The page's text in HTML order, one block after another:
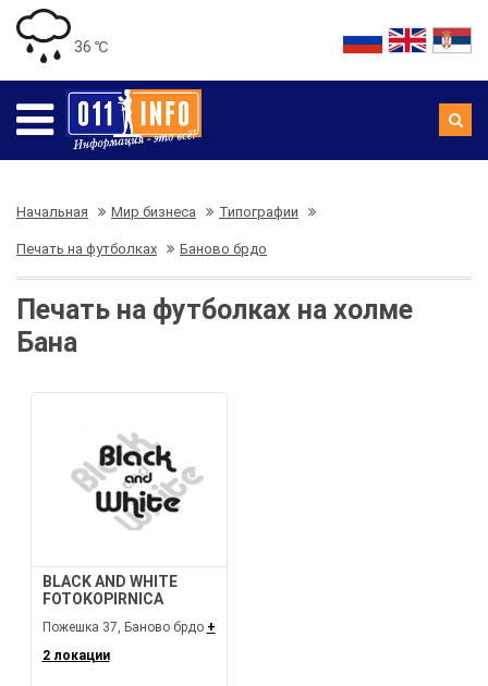
36 ℃
Начальная Мир бизнеса Типографии
Печать на футболках Баново брдо
Печать на футболках на холме
Бана
BLACK AND WHITE
FOTOKOPIRNICA
Пожешка 37, Баново брдо +
2 локации